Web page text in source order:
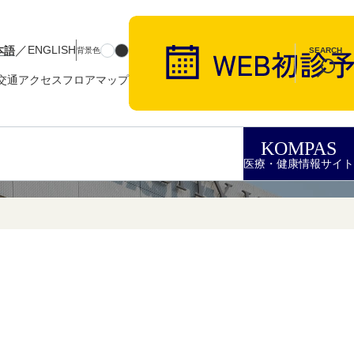
語／ENGLISH背景色
通アクセスフロアマップ
SEARCH
KOMPAS
医療・健康情報サイト